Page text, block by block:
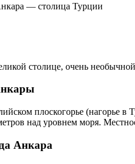
— столица Турции
столице, очень
плоскогорье (нагорье
над уровнем моря.
Анкара